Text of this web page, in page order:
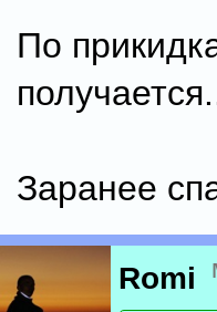
По
Заранее
Romi